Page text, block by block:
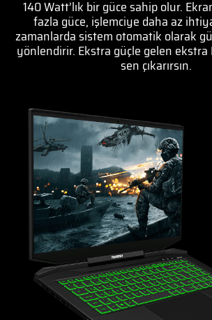
140 Watt’lık bir güce sahip olur.
fazla güce, işlemciye daha az
zamanlarda sistem otomatik olarak
yönlendirir. Ekstra güçle gelen ekstra
sen çıkarırsın.